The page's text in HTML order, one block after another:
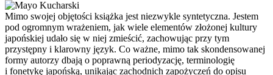
Mimo swojej objętości książka jest niezwykle syntetyczna. Jestem
pod ogromnym wrażeniem, jak wiele elementów złożonej kultury
japońskiej udało się w niej zmieścić, zachowując przy tym
przystępny i klarowny język. Co ważne, mimo tak skondensowanej
formy autorzy dbają o poprawną periodyzację, terminologię
i fonetykę japońską, unikając zachodnich zapożyczeń do opisu